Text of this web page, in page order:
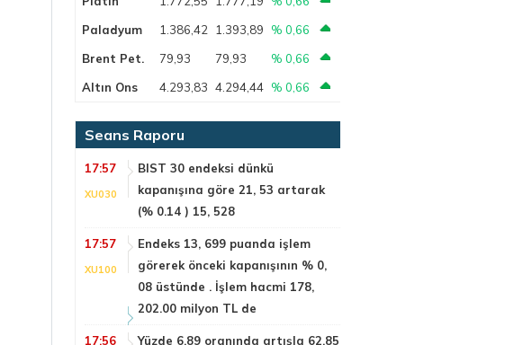
Paladyum
1.386,42 1.393,89
% 0,66
Brent Pet.
79,93 79,93
% 0,66
Altın Ons
4.293,83 4.294,44 % 0,66
Seans Raporu
17:57
XU030
BIST 30 endeksi dünkü
kapanışına göre 21, 53 artarak
(% 0.14 ) 15, 528
17:57
XU100
Endeks 13, 699 puanda işlem
görerek önceki kapanışının % 0,
08 üstünde . İşlem hacmi 178,
202.00 milyon TL de
17:56
Yüzde 6.89 oranında artışla 62.85